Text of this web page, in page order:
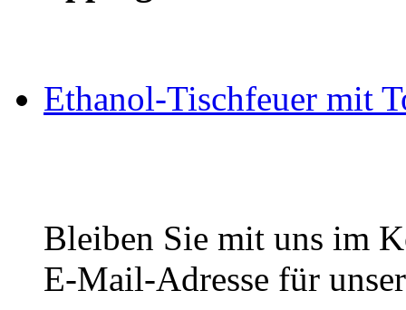
Ethanol-Tischfeuer mit
Bleiben Sie mit uns im
E-Mail-Adresse für